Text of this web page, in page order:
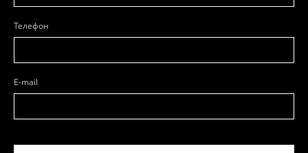
Телефон
E-mail